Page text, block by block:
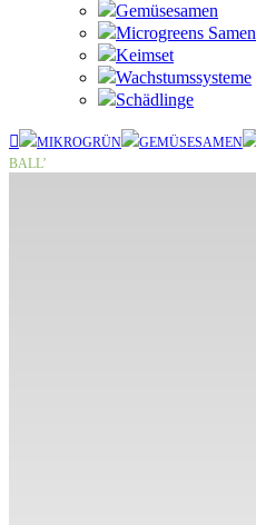
Gemüsesamen
Microgreens Samen
Keimset
Wachstumssysteme
Schädlinge
MIKROGRÜN GEMÜSESAMEN
BALL’